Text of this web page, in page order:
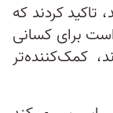
تاکید کردند که
است برای کسانی
کمک‌کننده‌تر